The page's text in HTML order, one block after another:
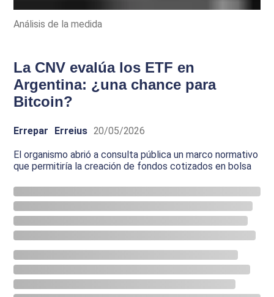
Análisis de la medida
La CNV evalúa los ETF en
Argentina: ¿una chance para
Bitcoin?
Errepar Erreius 20/05/2026
El organismo abrió a consulta pública un marco normativo
que permitiría la creación de fondos cotizados en bolsa